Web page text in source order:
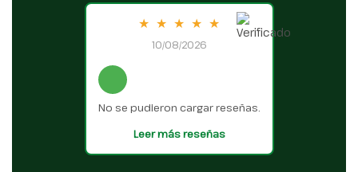
★ ★ ★ ★ ★
10/08/2026
No se pudieron cargar reseñas.
Leer más reseñas